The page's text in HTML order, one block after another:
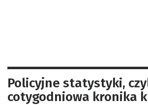
Policyjne statystyki,
cotygodniowa kronika